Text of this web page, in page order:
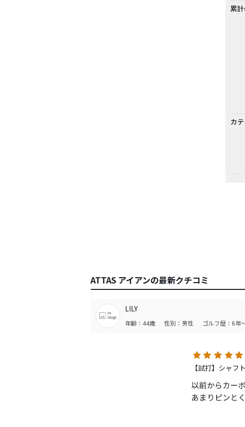
累
カ
ATTAS アイアンの最新クチコミ
LILY
年齢：44歳 性別：男性 ゴルフ歴：6年
【試打】シャフ
以前からカー
あまりピンと